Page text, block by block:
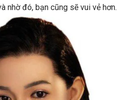
nhờ đó, bạn cũng sẽ vui vẻ hơn.